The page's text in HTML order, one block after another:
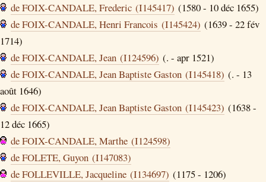
de FOIX-CANDALE, Frederic (I145417) (1580 - 10 déc 1655)
de FOIX-CANDALE, Henri Francois (I145424) (1639 - 22 fév
1714)
de FOIX-CANDALE, Jean (I124596) (. - apr 1521)
de FOIX-CANDALE, Jean Baptiste Gaston (I145418) (. - 13
août 1646)
de FOIX-CANDALE, Jean Baptiste Gaston (I145423) (1638 -
12 déc 1665)
de FOIX-CANDALE, Marthe (I124598)
de FOLETE, Guyon (I147083)
de FOLLEVILLE, Jacqueline (I134697) (1175 - 1206)